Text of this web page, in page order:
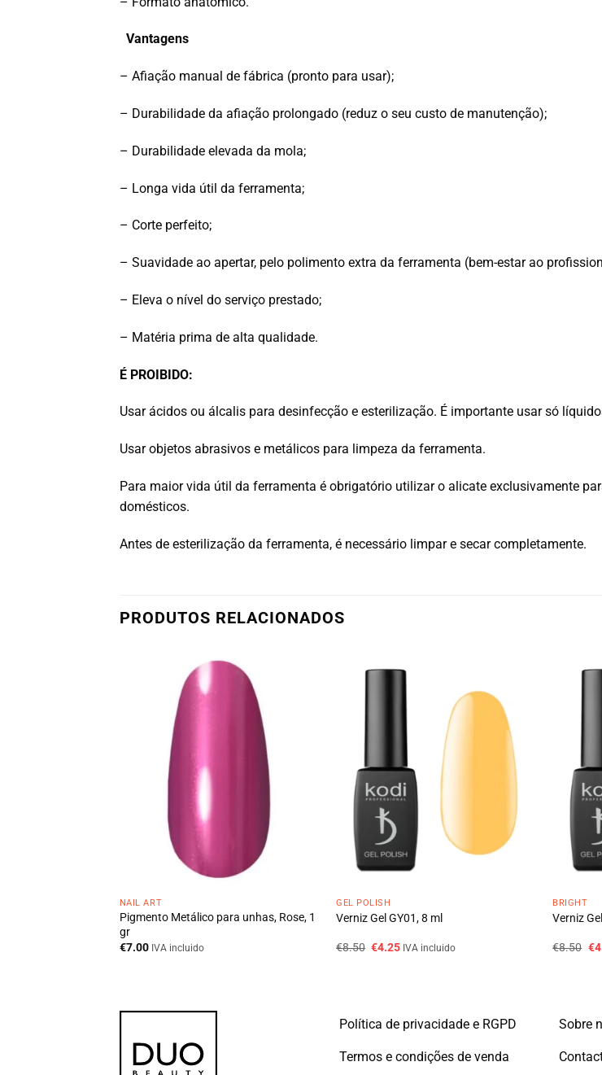
Vantagens
– Afiação manual de fábrica (pronto para usar);
– Durabilidade da afiação prolongado (reduz o seu custo de manutenção);
– Durabilidade elevada da mola;
– Longa vida útil da ferramenta;
– Corte perfeito;
– Suavidade ao apertar, pelo polimento extra da ferramenta (bem-estar ao
– Eleva o nível do serviço prestado;
– Matéria prima de alta qualidade.
É PROIBIDO:
Usar ácidos ou álcalis para desinfecção e esterilização. É importante usar só
Usar objetos abrasivos e metálicos para limpeza da ferramenta.
Para maior vida útil da ferramenta é obrigatório utilizar o alicate exclusivamente
domésticos.
Antes de esterilização da ferramenta, é necessário limpar e secar completamente.
PRODUTOS RELACIONADOS
NAIL ART
Pigmento Metálico para unhas, Rose, 1
gr
€7.00 IVA incluido
GEL POLISH
Verniz Gel GY01, 8 ml
€8.50 O
€4.25OIVA incluido
BRIGHT
Verniz
€8.50 O
€
Política de privacidade e RGPD
Termos e condições de venda
Sobre